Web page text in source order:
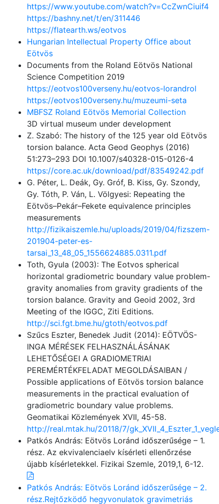
https://www.youtube.com/watch?v=CcZwnCiuif4
https://bashny.net/t/en/311446
https://flatearth.ws/eotvos
Hungarian Intellectual Property Office about
Eötvös
Documents from the Roland Eötvös National
Science Competition 2019
https://eotvos100verseny.hu/eotvos-lorandrol
https://eotvos100verseny.hu/muzeumi-seta
MBFSZ Roland Eötvös Memorial Collection
3D virtual museum under development
Z. Szabó: The history of the 125 year old Eötvös
torsion balance. Acta Geod Geophys (2016)
51:273–293 DOI 10.1007/s40328-015-0126-4
https://core.ac.uk/download/pdf/83549242.pdf
G. Péter, L. Deák, Gy. Gróf, B. Kiss, Gy. Szondy,
Gy. Tóth, P. Ván, L. Völgyesi: Repeating the
Eötvös–Pekár–Fekete equivalence principles
measurements
http://fizikaiszemle.hu/uploads/2019/04/fizszem-
201904-peter-es-
tarsai_13_48_05_1556624885.0311.pdf
Toth, Gyula (2003): The Eotvos spherical
horizontal gradiometric boundary value problem-
gravity anomalies from gravity gradients of the
torsion balance. Gravity and Geoid 2002, 3rd
Meeting of the IGGC, Ziti Editions.
http://sci.fgt.bme.hu/gtoth/eotvos.pdf
Szűcs Eszter, Benedek Judit (2014): EÖTVÖS-
INGA MÉRÉSEK FELHASZNÁLÁSÁNAK
LEHETŐSÉGEI A GRADIOMETRIAI
PEREMÉRTÉKFELADAT MEGOLDÁSAIBAN /
Possible applications of Eötvös torsion balance
measurements in the practical evaluation of
gradiometric boundary value problems.
Geomatikai Közlemények XVII, 45-58.
http://real.mtak.hu/20118/7/
Patkós András: Eötvös Loránd időszerűsége – 1.
rész. Az ekvivalenciaelv kísérleti ellenőrzése
újabb kísérletekkel. Fizikai Szemle, 2019,1, 6-12.
Patkós András: Eötvös Loránd időszerűsége – 2.
rész.Rejtőzködő hegyvonulatok gravimetriás